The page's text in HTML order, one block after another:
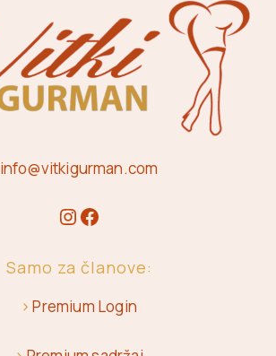
info@vitkigurman.com
Samo za članove:
>Premium Login